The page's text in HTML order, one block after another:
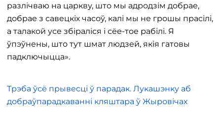
разлічваю на царкву, што мы адродзім добрае,
добрае з савецкіх часоў, калі мы не грошы прасілі,
а талакой усе збіраліся і сёе-тое рабілі. Я
ўпэўнены, што тут шмат людзей, якія гатовы
падключыцца».
Трэба ўсё прывесці ў парадак. Лукашэнку аб
добраўпарадкаванні кляштара ў Жыровічах